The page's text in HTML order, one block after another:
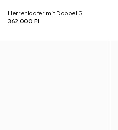
Herrenloafer mit Doppel G
362 000 Ft